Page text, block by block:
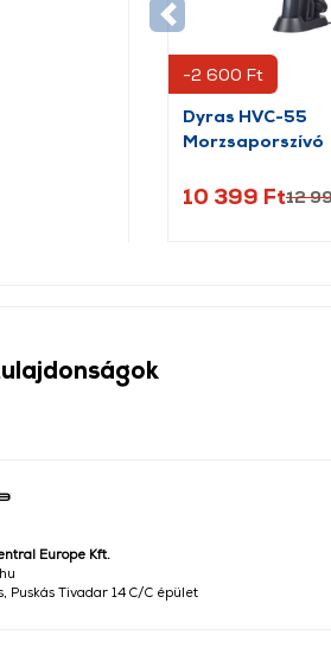
-2 600 Ft
Dyras HVC-55
Morzsaporszívó
10 399 Ft12
Europe Kft.
Puskás Tivadar 14 C/C épület